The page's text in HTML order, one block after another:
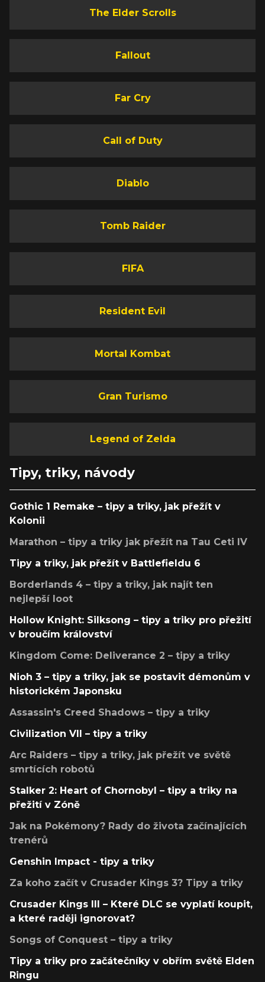
The Elder Scrolls
Fallout
Far Cry
Call of Duty
Diablo
Tomb Raider
FIFA
Resident Evil
Mortal Kombat
Gran Turismo
Legend of Zelda
Tipy, triky, návody
Gothic 1 Remake – tipy a triky, jak přežít v
Kolonii
Marathon – tipy a triky jak přežít na Tau Ceti IV
Tipy a triky, jak přežít v Battlefieldu 6
Borderlands 4 – tipy a triky, jak najít ten
nejlepší loot
Hollow Knight: Silksong – tipy a triky pro přežití
v broučím království
Kingdom Come: Deliverance 2 – tipy a triky
Nioh 3 – tipy a triky, jak se postavit démonům v
historickém Japonsku
Assassin's Creed Shadows – tipy a triky
Civilization VII – tipy a triky
Arc Raiders – tipy a triky, jak přežít ve světě
smrtících robotů
Stalker 2: Heart of Chornobyl – tipy a triky na
přežití v Zóně
Jak na Pokémony? Rady do života začínajících
trenérů
Genshin Impact - tipy a triky
Za koho začít v Crusader Kings 3? Tipy a triky
Crusader Kings III – Které DLC se vyplatí koupit,
a které raději ignorovat?
Songs of Conquest – tipy a triky
Tipy a triky pro začátečníky v obřím světě Elden
Ringu